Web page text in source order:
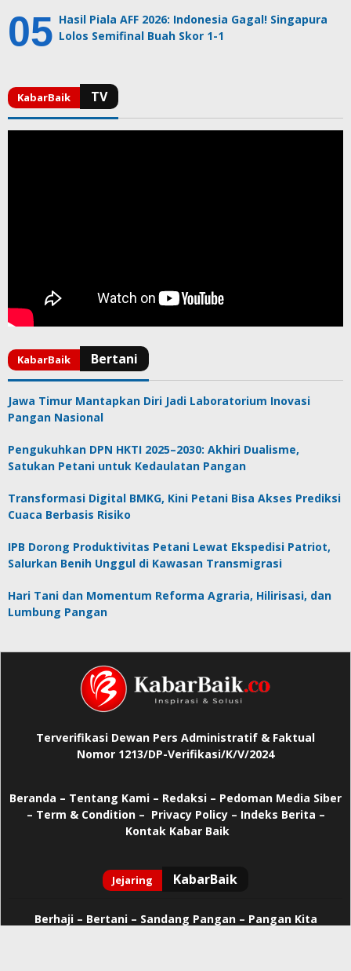
Hasil Piala AFF 2026: Indonesia Gagal! Singapura
Lolos Semifinal Buah Skor 1-1
Jawa Timur Mantapkan Diri Jadi Laboratorium Inovasi
Pangan Nasional
Pengukuhkan DPN HKTI 2025–2030: Akhiri Dualisme,
Satukan Petani untuk Kedaulatan Pangan
Transformasi Digital BMKG, Kini Petani Bisa Akses Prediksi
Cuaca Berbasis Risiko
IPB Dorong Produktivitas Petani Lewat Ekspedisi Patriot,
Salurkan Benih Unggul di Kawasan Transmigrasi
Hari Tani dan Momentum Reforma Agraria, Hilirisasi, dan
Lumbung Pangan
Terverifikasi Dewan Pers Administratif & Faktual
Nomor 1213/DP-Verifikasi/K/V/2024
Beranda – Tentang Kami – Redaksi – Pedoman Media Siber
– Term & Condition – Privacy Policy– Indeks Berita –
Kontak Kabar Baik
Berhaji– Bertani – Sandang Pangan – Pangan Kita